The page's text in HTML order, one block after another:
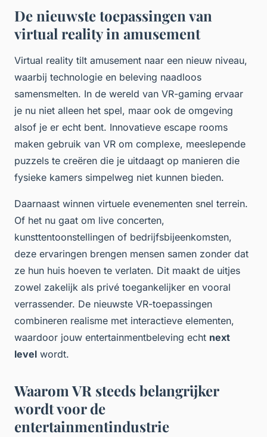
De nieuwste toepassingen van
virtual reality in amusement
Virtual reality tilt amusement naar een nieuw niveau,
waarbij technologie en beleving naadloos
samensmelten. In de wereld van VR-gaming ervaar
je nu niet alleen het spel, maar ook de omgeving
alsof je er echt bent. Innovatieve escape rooms
maken gebruik van VR om complexe, meeslepende
puzzels te creëren die je uitdaagt op manieren die
fysieke kamers simpelweg niet kunnen bieden.
Daarnaast winnen virtuele evenementen snel terrein.
Of het nu gaat om live concerten,
kunsttentoonstellingen of bedrijfsbijeenkomsten,
deze ervaringen brengen mensen samen zonder dat
ze hun huis hoeven te verlaten. Dit maakt de uitjes
zowel zakelijk als privé toegankelijker en vooral
verrassender. De nieuwste VR-toepassingen
combineren realisme met interactieve elementen,
waardoor jouw entertainmentbeleving echt next
level wordt.
Waarom VR steeds belangrijker
wordt voor de
entertainmentindustrie